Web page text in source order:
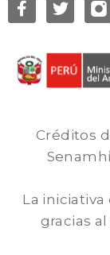
Créditos
La
gracias